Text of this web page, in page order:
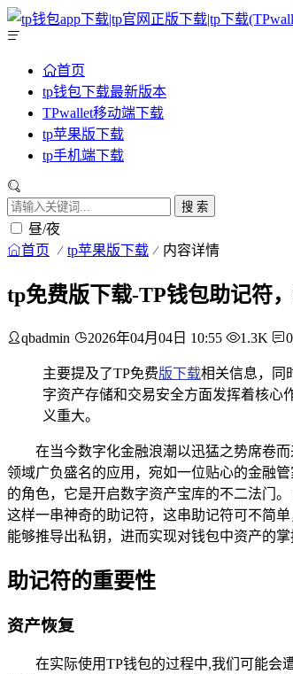
首页
tp钱包下载最新版本
TPwallet移动端下载
tp苹果版下载
tp手机端下载
搜 索
昼/夜
首页 tp苹果版下载 内容详情
tp免费版下载-TP钱包助记符
qbadmin 2026年04月04日 10:55 1.3K 0
主要提及了TP免费版下载相关信息，同
字资产存储和交易安全方面发挥着核心
义重大。
在当今数字化金融浪潮以迅猛之势席卷
领域广负盛名的应用，宛如一位贴心的金融
的角色，它是开启数字资产宝库的不二法门
这样一串神奇的助记符，这串助记符可不简
能够推导出私钥，进而实现对钱包中资产的掌
助记符的重要性
资产恢复
在实际使用TP钱包的过程中,我们可能会